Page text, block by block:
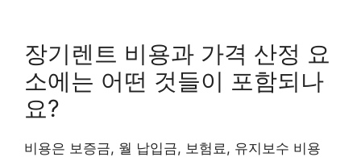
장기렌트 비용과 가격 산정 요
소에는 어떤 것들이 포함되나
요?
비용은 보증금, 월 납입금, 보험료, 유지보수 비용